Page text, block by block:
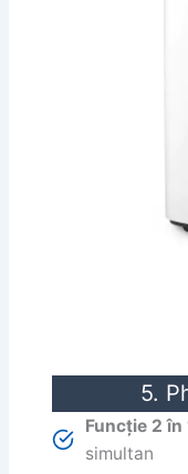
5.
Funcție 2 în
simultan